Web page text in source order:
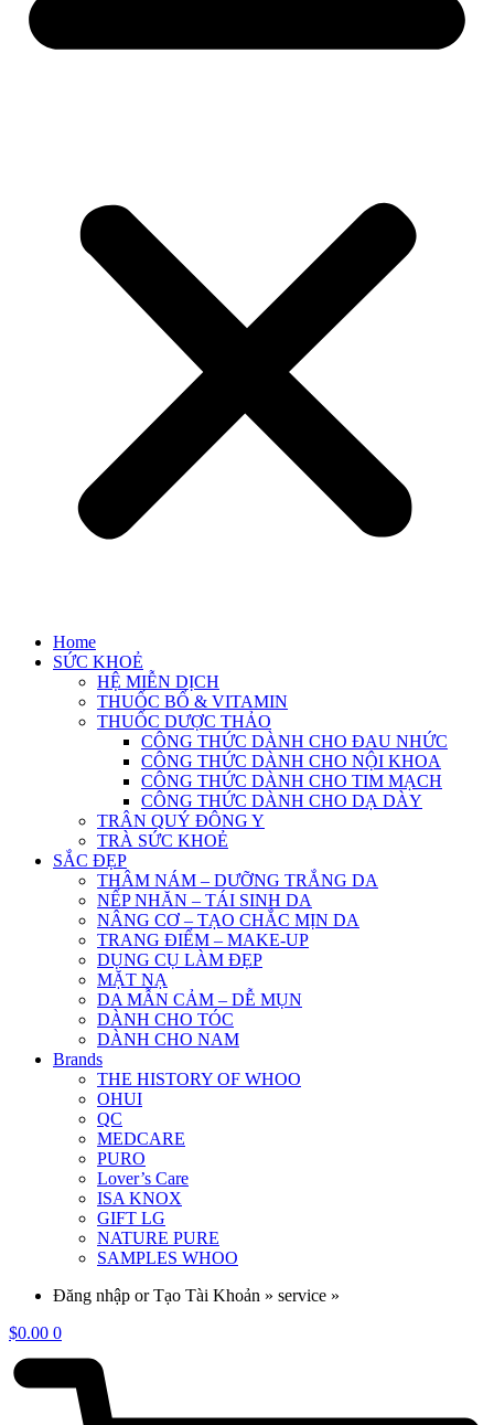
Home
SỨC KHOẺ
HỆ MIỄN DỊCH
THUỐC BỔ & VITAMIN
THUỐC DƯỢC THẢO
CÔNG THỨC DÀNH CHO ĐAU NHỨC
CÔNG THỨC DÀNH CHO NỘI KHOA
CÔNG THỨC DÀNH CHO TIM MẠCH
CÔNG THỨC DÀNH CHO DẠ DÀY
TRÂN QUÝ ĐÔNG Y
TRÀ SỨC KHOẺ
SẮC ĐẸP
THÂM NÁM – DƯỠNG TRẮNG DA
NẾP NHĂN – TÁI SINH DA
NÂNG CƠ – TẠO CHẮC MỊN DA
TRANG ĐIỂM – MAKE-UP
DỤNG CỤ LÀM ĐẸP
MẶT NẠ
DA MẪN CẢM – DỄ MỤN
DÀNH CHO TÓC
DÀNH CHO NAM
Brands
THE HISTORY OF WHOO
OHUI
QC
MEDCARE
PURO
Lover’s Care
ISA KNOX
GIFT LG
NATURE PURE
SAMPLES WHOO
Đăng nhập or Tạo Tài Khoản » service »
$0.00 0